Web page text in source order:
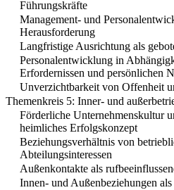
Führungskräfte
Management- und
Herausforderung
Langfristige Ausrichtung als
Personalentwicklung in
Erfordernissen und persönlichen
Unverzichtbarkeit von Offenheit
Themenkreis 5: Inner- und
Förderliche Unternehmenskultur
heimliches Erfolgskonzept
Beziehungsverhältnis von
Abteilungsinteressen
Außenkontakte als
Innen- und Außenbeziehungen